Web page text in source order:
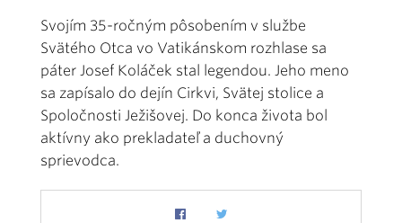
Svojím 35-ročným pôsobením v službe
Svätého Otca vo Vatikánskom rozhlase sa
páter Josef Koláček stal legendou. Jeho meno
sa zapísalo do dejín Cirkvi, Svätej stolice a
Spoločnosti Ježišovej. Do konca života bol
aktívny ako prekladateľ a duchovný
sprievodca.